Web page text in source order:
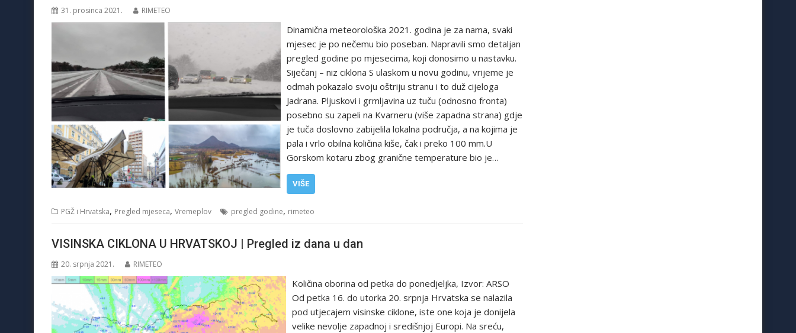
31. prosinca 2021. RIMETEO
Dinamična meteorološka 2021. godina je za nama, svaki
mjesec je po nečemu bio poseban. Napravili smo detaljan
pregled godine po mjesecima, koji donosimo u nastavku.
Siječanj – niz ciklona S ulaskom u novu godinu, vrijeme je
odmah pokazalo svoju oštriju stranu i to duž cijeloga
Jadrana. Pljuskovi i grmljavina uz tuču (odnosno fronta)
posebno su zapeli na Kvarneru (više zapadna strana) gdje
je tuča doslovno zabijelila lokalna područja, a na kojima je
pala i vrlo obilna količina kiše, čak i preko 100 mm.U
Gorskom kotaru zbog granične temperature bio je…
VIŠE
PGŽ i Hrvatska, Pregled mjeseca, Vremeplov pregled godine, rimeteo
VISINSKA CIKLONA U HRVATSKOJ | Pregled iz dana u dan
20. srpnja 2021. RIMETEO
Količina oborina od petka do ponedjeljka, Izvor: ARSO
Od petka 16. do utorka 20. srpnja Hrvatska se nalazila
pod utjecajem visinske ciklone, iste one koja je donijela
velike nevolje zapadnoj i središnjoj Europi. Na sreću,